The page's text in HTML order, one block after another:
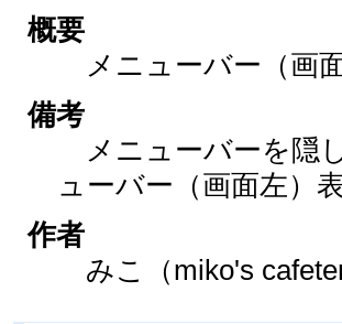
概要
メニューバー（画
備考
メニューバーを隠
ューバー（画面左）
作者
みこ（miko's